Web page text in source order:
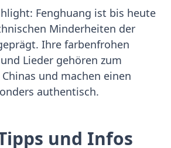
Fenghuang ist bis heute
Minderheiten der
Ihre farbenfrohen
Lieder gehören zum
und machen einen
authentisch.
und Infos